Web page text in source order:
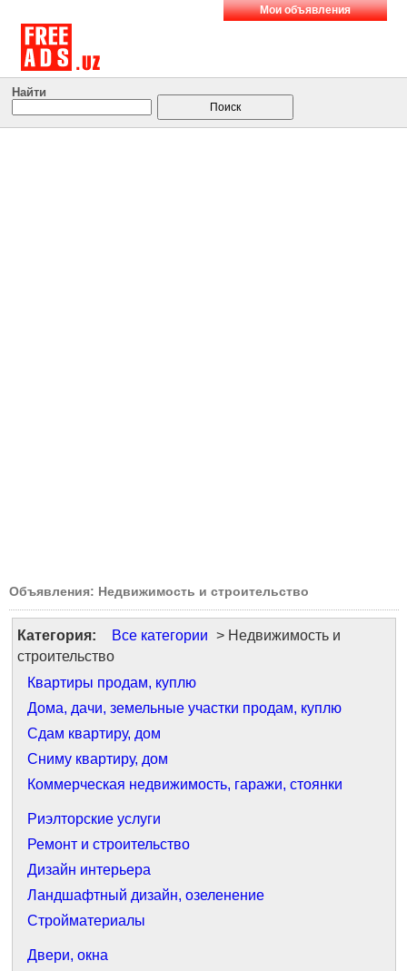
Мои объявления
Найти
Объявления: Недвижимость и строительство
Категория: Все категории > Недвижимость и
строительство
Квартиры продам, куплю
Дома, дачи, земельные участки продам, куплю
Сдам квартиру, дом
Сниму квартиру, дом
Коммерческая недвижимость, гаражи, стоянки
Риэлторские услуги
Ремонт и строительство
Дизайн интерьера
Ландшафтный дизайн, озеленение
Стройматериалы
Двери, окна